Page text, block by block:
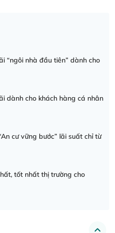
“ngôi nhà đầu tiên” dành cho
dành cho khách hàng cá nhân
cư vững bước” lãi suất chỉ từ
tốt nhất thị trường cho